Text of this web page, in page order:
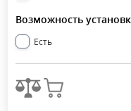
Возможность
Есть